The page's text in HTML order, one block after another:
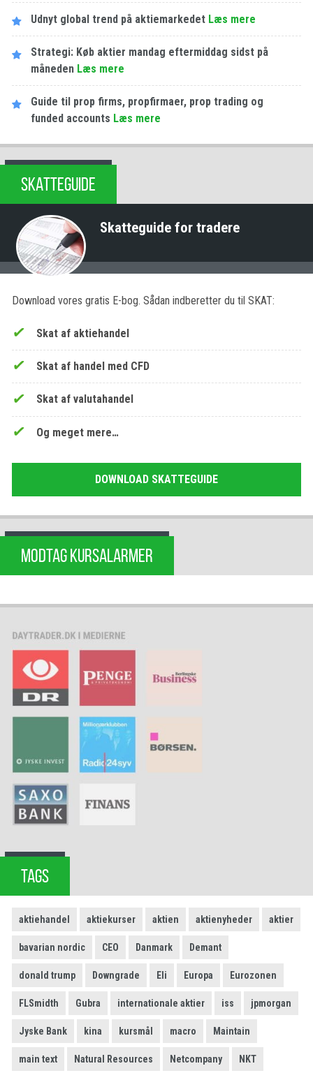
Udnyt global trend på aktiemarkedet Læs mere
Strategi: Køb aktier mandag eftermiddag sidst på
måneden Læs mere
Guide til prop firms, propfirmaer, prop trading og
funded accounts Læs mere
SKATTEGUIDE
Skatteguide for tradere
Download vores gratis E-bog. Sådan indberetter du til SKAT:
Skat af aktiehandel
Skat af handel med CFD
Skat af valutahandel
Og meget mere…
DOWNLOAD SKATTEGUIDE
MODTAG KURSALARMER
TAGS
aktiehandel aktiekurser aktien aktienyheder aktier
bavarian nordic CEO Danmark Demant
donald trump Downgrade Eli Europa Eurozonen
FLSmidth Gubra internationale aktier iss jpmorgan
Jyske Bank kina kursmål macro Maintain
main text Natural Resources Netcompany NKT